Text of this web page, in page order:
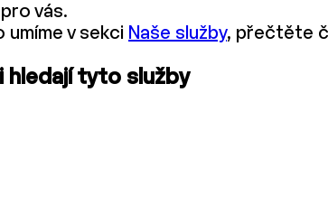
vás.
v sekci Naše služby, přečtěte
hledají tyto služby